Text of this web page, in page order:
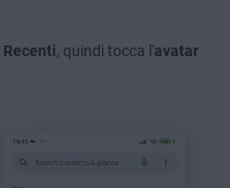
Recenti quindi tocca l'avatar